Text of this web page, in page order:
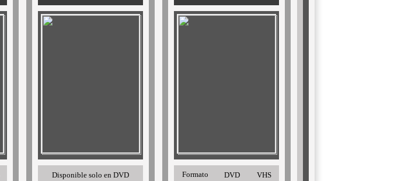
Disponible solo en DVD Formato DVD VHS